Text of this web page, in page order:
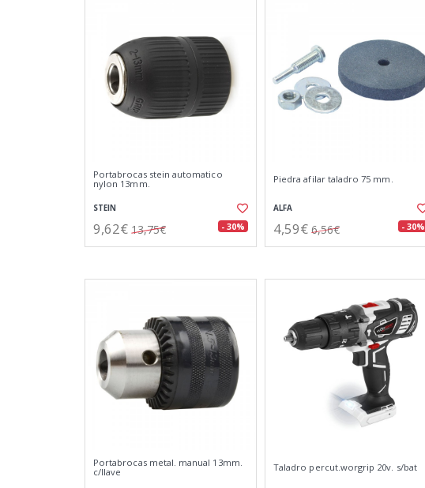
Portabrocas stein automatico
nylon 13mm.
STEIN
9,62€ 13,75€ - 30%
Piedra afilar taladro 75 mm.
ALFA
4,59€ 6,56€ - 30%
Portabrocas metal. manual 13mm.
c/llave
Taladro percut.worgrip 20v. s/bat